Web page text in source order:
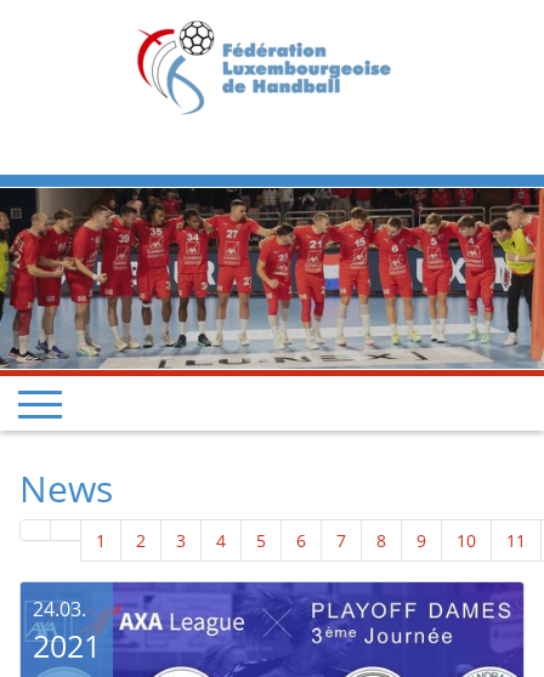
Previous Next
News
1 2 3 4 5 6 7 8 9 10 11
24.03.
2021